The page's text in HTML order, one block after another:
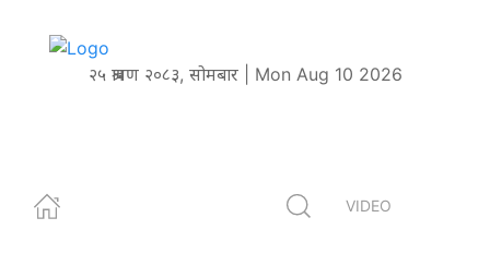
२५ श्रावण २०८३, सोमबार | Mon Aug 10 2026
VIDEO